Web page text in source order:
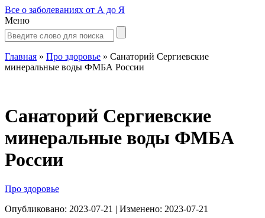
Все о заболеваниях от А до Я
Меню
Главная » Про здоровье » Санаторий Сергиевские
минеральные воды ФМБА России
Санаторий Сергиевские
минеральные воды ФМБА
России
Про здоровье
Опубликовано: 2023-07-21 | Изменено: 2023-07-21